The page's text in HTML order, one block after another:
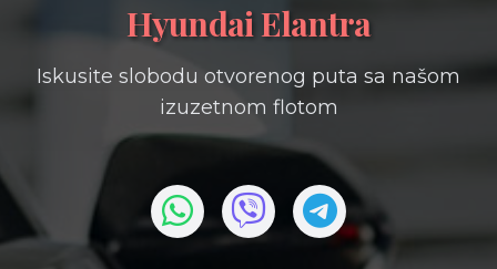
Hyundai Elantra
Iskusite slobodu otvorenog puta sa našom
izuzetnom flotom